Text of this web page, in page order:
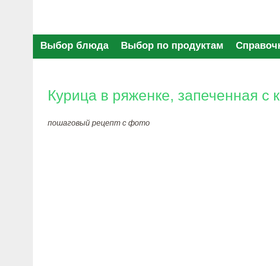
Выбор блюда Выбор по продуктам
Курица в ряженке, запеченная с
пошаговый рецепт с фото